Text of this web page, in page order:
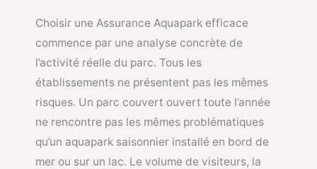
Choisir une Assurance Aquapark efficace
commence par une analyse concrète de
l’activité réelle du parc. Tous les
établissements ne présentent pas les mêmes
risques. Un parc couvert ouvert toute l’année
ne rencontre pas les mêmes problématiques
qu’un aquapark saisonnier installé en bord de
mer ou sur un lac. Le volume de visiteurs, la